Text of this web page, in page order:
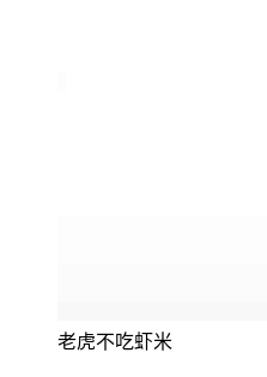
老虎不吃虾米